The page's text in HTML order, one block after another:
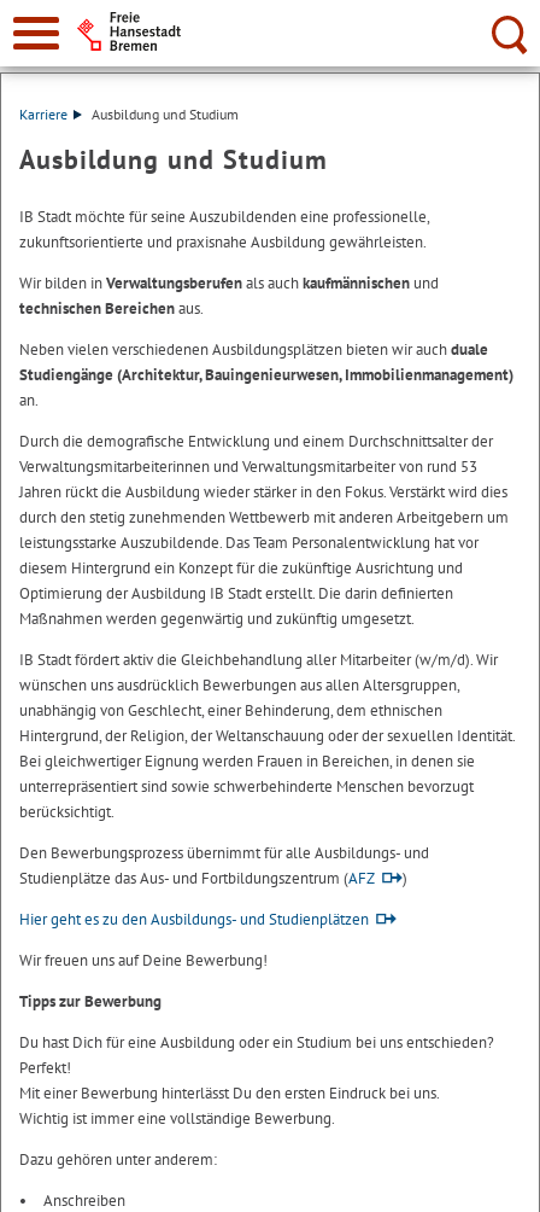
Suche:
Karriere Ausbildung und Studium
Ausbildung und Studium
IB Stadt möchte für seine Auszubildenden eine professionelle,
zukunftsorientierte und praxisnahe Ausbildung gewährleisten.
Wir bilden inVerwaltungsberufenals auchkaufmännischen und
technischen Bereichenaus.
Neben vielen verschiedenen Ausbildungsplätzen bieten wir auchduale
Studiengänge (Architektur, Bauingenieurwesen, Immobilienmanagement)
an.
Durch die demografische Entwicklung und einem Durchschnittsalter der
Verwaltungsmitarbeiterinnen und Verwaltungsmitarbeiter von rund 53
Jahren rückt die Ausbildung wieder stärker in den Fokus. Verstärkt wird dies
durch den stetig zunehmenden Wettbewerb mit anderen Arbeitgebern um
leistungsstarke Auszubildende. Das Team Personalentwicklung hat vor
diesem Hintergrund ein Konzept für die zukünftige Ausrichtung und
Optimierung der Ausbildung IB Stadt erstellt. Die darin definierten
Maßnahmen werden gegenwärtig und zukünftig umgesetzt.
IB Stadt fördert aktiv die Gleichbehandlung aller Mitarbeiter (w/m/d). Wir
wünschen uns ausdrücklich Bewerbungen aus allen Altersgruppen,
unabhängig von Geschlecht, einer Behinderung, dem ethnischen
Hintergrund, der Religion, der Weltanschauung oder der sexuellen Identität.
Bei gleichwertiger Eignung werden Frauen in Bereichen, in denen sie
unterrepräsentiert sind sowie schwerbehinderte Menschen bevorzugt
berücksichtigt.
Den Bewerbungsprozess übernimmt für alle Ausbildungs- und
Studienplätze das Aus- und Fortbildungszentrum (AFZ
)
Hier geht es zu den Ausbildungs- und Studienplätzen
Wir freuen uns auf Deine Bewerbung!
Tipps zur Bewerbung
Du hast Dich für eine Ausbildung oder ein Studium bei uns entschieden?
Perfekt!
Mit einer Bewerbung hinterlässt Du den ersten Eindruck bei uns.
Wichtig ist immer eine vollständige Bewerbung.
Dazu gehören unter anderem:
Anschreiben